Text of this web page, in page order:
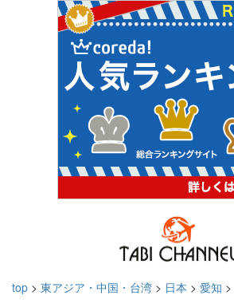
top > 東アジア・中国・台湾 > 日本 > 愛知 >